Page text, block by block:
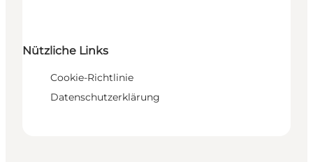
Nützliche Links
Cookie-Richtlinie
Datenschutzerklärung